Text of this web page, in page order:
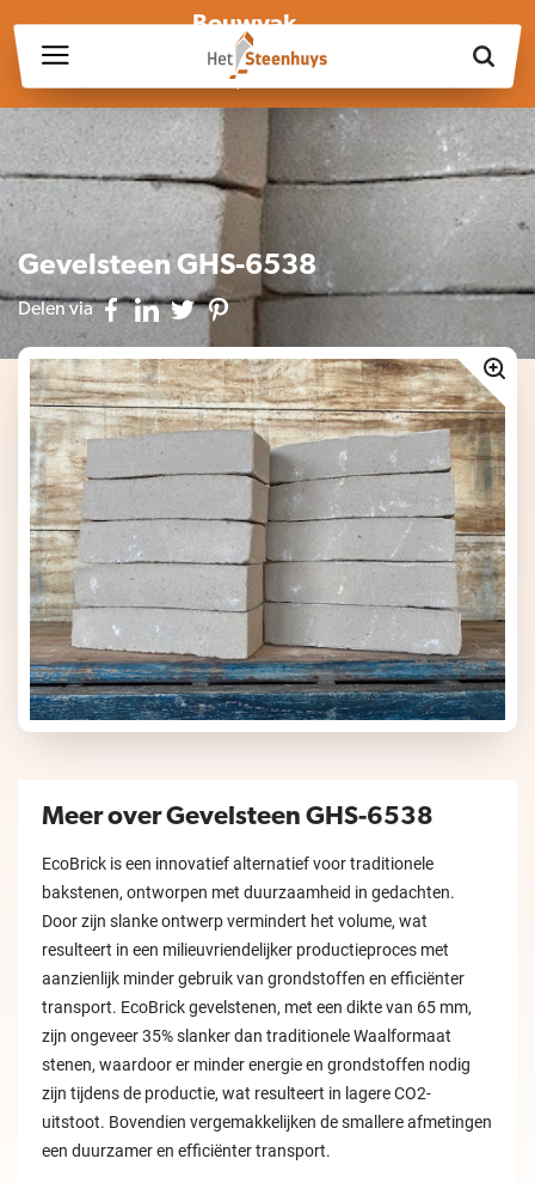
Bouwvak
Wij zijn wegens de bouwvak gesloten op vrijdag 17 juli en in
week 30, 31 en 32.
Gevelsteen GHS-6538
Delen via
Meer over Gevelsteen GHS-6538
EcoBrick is een innovatief alternatief voor traditionele
bakstenen, ontworpen met duurzaamheid in gedachten.
Door zijn slanke ontwerp vermindert het volume, wat
resulteert in een milieuvriendelijker productieproces met
aanzienlijk minder gebruik van grondstoffen en efficiënter
transport. EcoBrick gevelstenen, met een dikte van 65 mm,
zijn ongeveer 35% slanker dan traditionele Waalformaat
stenen, waardoor er minder energie en grondstoffen nodig
zijn tijdens de productie, wat resulteert in lagere CO2-
uitstoot. Bovendien vergemakkelijken de smallere afmetingen
een duurzamer en efficiënter transport.